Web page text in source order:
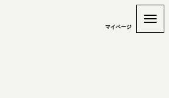
マイページ